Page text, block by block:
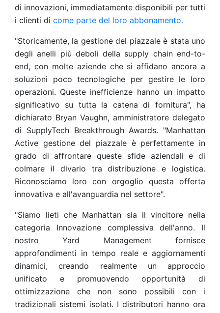
di innovazioni, immediatamente disponibili per tutti
i clienti di come parte del loro abbonamento.
"Storicamente, la gestione del piazzale è stata uno
degli anelli più deboli della supply chain end-to-
end, con molte aziende che si affidano ancora a
soluzioni poco tecnologiche per gestire le loro
operazioni. Queste inefficienze hanno un impatto
significativo su tutta la catena di fornitura", ha
dichiarato Bryan Vaughn, amministratore delegato
di SupplyTech Breakthrough Awards. "Manhattan
Active gestione del piazzale è perfettamente in
grado di affrontare queste sfide aziendali e di
colmare il divario tra distribuzione e logistica.
Riconosciamo loro con orgoglio questa offerta
innovativa e all'avanguardia nel settore".
"Siamo lieti che Manhattan sia il vincitore nella
categoria Innovazione complessiva dell'anno. Il
nostro Yard Management fornisce
approfondimenti in tempo reale e aggiornamenti
dinamici, creando realmente un approccio
unificato e promuovendo opportunità di
ottimizzazione che non sono possibili con i
tradizionali sistemi isolati. I distributori hanno ora